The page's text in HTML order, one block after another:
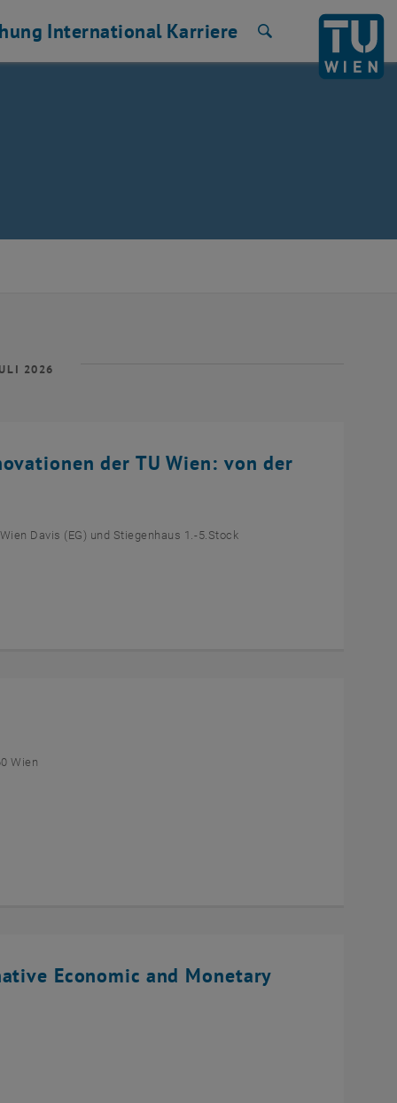
International Karriere
2026
der TU Wien: von der
Davis (EG) und Stiegenhaus 1.-5.Stock
Wien
Economic and Monetary